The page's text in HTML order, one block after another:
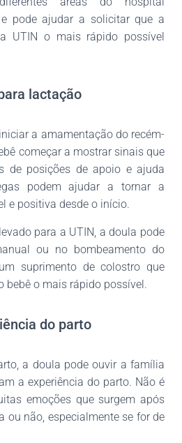
e pode ajudar a solicitar que a
UTIN o mais rápido possível
lactação
a amamentação do recém-
começar a mostrar sinais que
de posições de apoio e ajuda
podem ajudar a tornar a
e positiva desde o início.
para a UTIN, a doula pode
ou no bombeamento do
suprimento de colostro que
bebê o mais rápido possível.
do parto
a doula pode ouvir a família
a experiência do parto. Não é
emoções que surgem após
ou não, especialmente se for de